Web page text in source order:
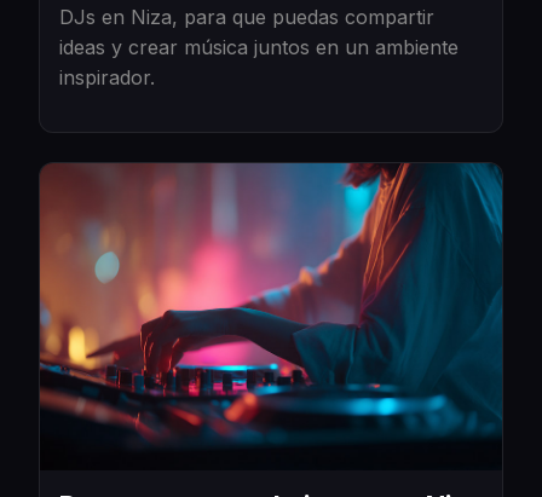
DJs en Niza, para que puedas compartir
ideas y crear música juntos en un ambiente
inspirador.